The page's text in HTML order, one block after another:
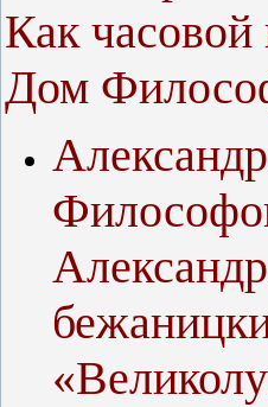
Как
Дом